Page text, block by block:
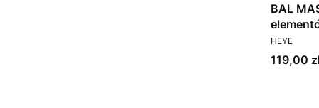
BAL
PRODUCENT
HEYE
Cena
119,00